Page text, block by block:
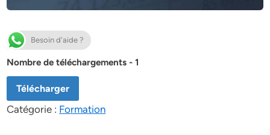
Besoin d'aide ?
Nombre de téléchargements - 1
Télécharger
Catégorie : Formation